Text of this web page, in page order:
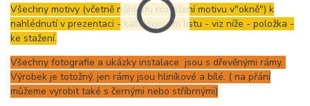
Všechny motivy (včetně náhledu rozložení motivu v"okně") k
nahlédnutí v prezentaci - katalogovém listu - viz níže - položka -
ke stažení.
Všechny fotografie a ukázky instalace jsou s dřevěnými rámy.
Výrobek je totožný, jen rámy jsou hliníkové a bílé. ( na přání
můžeme vyrobit také s černými nebo stříbrnými)